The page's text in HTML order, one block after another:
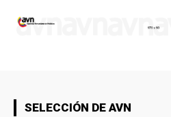
SELECCIÓN DE AVN